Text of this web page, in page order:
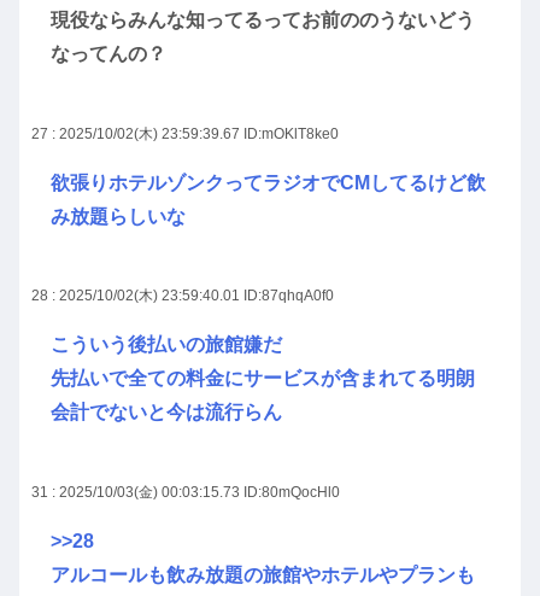
現役ならみんな知ってるってお前ののうないどう
なってんの？
27 : 2025/10/02(木) 23:59:39.67 ID:mOKlT8ke0
欲張りホテルゾンクってラジオでCMしてるけど飲
み放題らしいな
28 : 2025/10/02(木) 23:59:40.01 ID:87qhqA0f0
こういう後払いの旅館嫌だ
先払いで全ての料金にサービスが含まれてる明朗
会計でないと今は流行らん
31 : 2025/10/03(金) 00:03:15.73 ID:80mQocHl0
>>28
アルコールも飲み放題の旅館やホテルやプランも